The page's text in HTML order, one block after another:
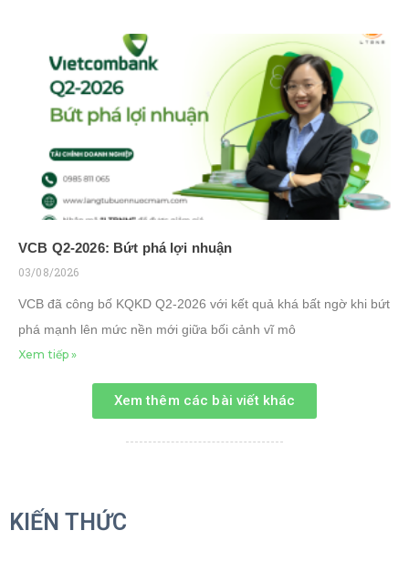
VCB Q2-2026: Bứt phá lợi nhuận
03/08/2026
VCB đã công bố KQKD Q2-2026 với kết quả khá bất ngờ khi bứt
phá mạnh lên mức nền mới giữa bối cảnh vĩ mô
Xem tiếp »
Xem thêm các bài viết khác
KIẾN THỨC